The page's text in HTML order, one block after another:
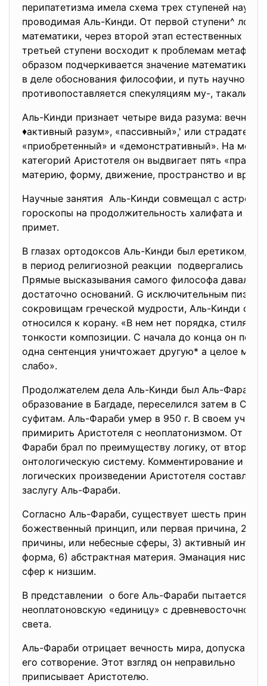
перипатетизма имела схема трех ступеней
проводимая Аль-Кинди. От первой ступени^
математики, через второй этап естественных
третьей ступени восходит к проблемам
образом подчеркивается значение математики и
в деле обоснования философии, и путь научного
противопоставляется спекуляциям му-,
Аль-Кинди признает четыре вида разума: вечно
♦активный разум», «пассивный»,' или
«приобретенный» и «демонстративный». На
категорий Аристотеля он выдвигает пять
материю, форму, движение, пространство и
Научные занятия Аль-Кинди совмещал с
гороскопы на продолжительность халифата и
примет.
В глазах ортодоксов Аль-Кинди был еретиком,
в период религиозной реакции подвергались
Прямые высказывания самого философа давали
достаточно оснований. G исключительным
сокровищам греческой мудрости, Аль-Кинди
относился к корану. «В нем нет порядка, стиля,
тонкости композиции. С начала до конца он
одна сентенция уничтожает другую* а целое
слабо».
Продолжателем дела Аль-Кинди был Аль-Фараби.
образование в Багдаде, переселился затем в
суфитам. Аль-Фараби умер в 950 г. В своем
примирить Аристотеля с неоплатонизмом. От
Фараби брал по преимуществу логику, от
онтологическую систему. Комментирование и
логических произведении Аристотеля составляют
заслугу Аль-Фараби.
Согласно Аль-Фараби, существует шесть
божественный принцип, или первая причина, 2)
причины, или небесные сферы, 3) активный
форма, 6) абстрактная материя. Эманация
сфер к низшим.
В представлении о боге Аль-Фараби пытается
неоплатоновскую «единицу» с древневосточной
света.
Аль-Фараби отрицает вечность мира, допуская
его сотворение. Этот взгляд он неправильно
приписывает Аристотелю.